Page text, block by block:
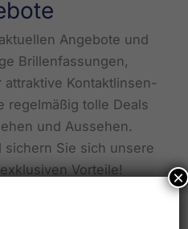
Angebote und
Brillenfassungen,
Kontaktlinsen-
regelmäßig tolle Deals
und Aussehen.
sichern Sie sich unsere
Vorteile!
×